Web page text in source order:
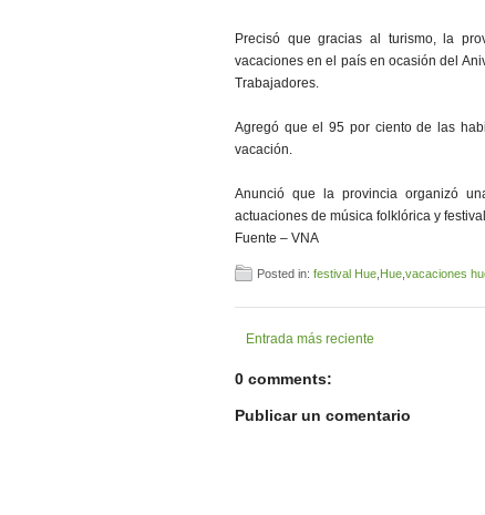
Precisó que gracias al turismo, la
vacaciones en el país en ocasión del
Trabajadores.
Agregó que el 95 por ciento de las
vacación.
Anunció que la provincia organizó
actuaciones de música folklórica y
Fuente – VNA
Posted in: festival Hue Hue vacaciones
Entrada más reciente
0 comments:
Publicar un comentario